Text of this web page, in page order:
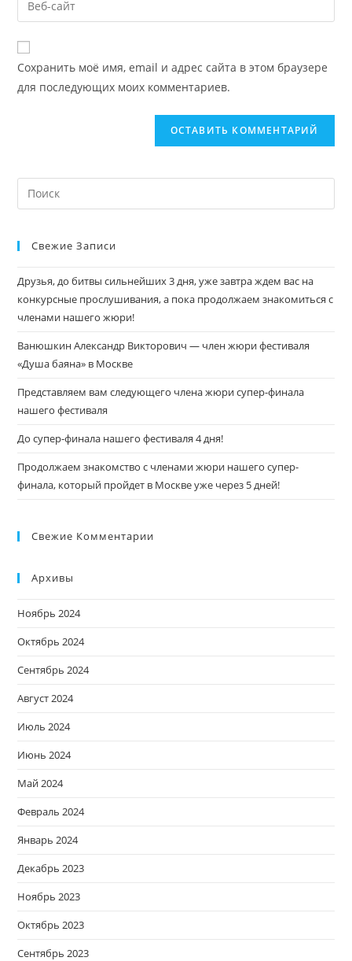
Сохранить моё имя, email и адрес сайта в этом браузере
для последующих моих комментариев.
Свежие Записи
Друзья, до битвы сильнейших 3 дня, уже завтра ждем вас на
конкурсные прослушивания, а пока продолжаем знакомиться с
членами нашего жюри!
Ванюшкин Александр Викторович — член жюри фестиваля
«Душа баяна» в Москве
Представляем вам следующего члена жюри супер-финала
нашего фестиваля
До супер-финала нашего фестиваля 4 дня!
Продолжаем знакомство с членами жюри нашего супер-
финала, который пройдет в Москве уже через 5 дней!
Свежие Комментарии
Архивы
Ноябрь 2024
Октябрь 2024
Сентябрь 2024
Август 2024
Июль 2024
Июнь 2024
Май 2024
Февраль 2024
Январь 2024
Декабрь 2023
Ноябрь 2023
Октябрь 2023
Сентябрь 2023